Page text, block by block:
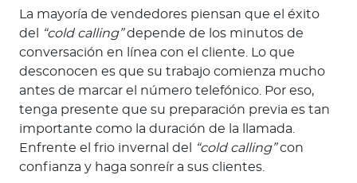
La mayoría de vendedores piensan que el éxito
del
“cold calling”depende de los minutos de
conversación en línea con el cliente. Lo que
desconocen es que su trabajo comienza mucho
antes de marcar el número telefónico. Por eso,
tenga presente que su preparación previa es tan
importante como la duración de la llamada.
Enfrente el frio invernal del
“cold calling”con
confianza y haga sonreír a sus clientes.